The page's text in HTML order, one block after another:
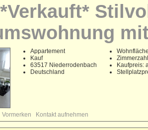
Appartement
Kauf
63517 Niederrodenbach
Deutschland
Kaufpreis:
Vormerken Kontakt aufnehmen